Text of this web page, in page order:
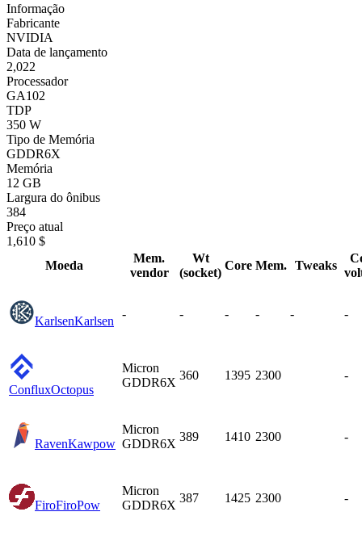
Informação
Fabricante
NVIDIA
Data de lançamento
2,022
Processador
GA102
TDP
350 W
Tipo de Memória
GDDR6X
Memória
12 GB
Largura do ônibus
384
Preço atual
1,610 $
Moeda
Mem.
vendor
Wt
(socket)
Core Mem. Tweaks
KarlsenKarlsen
- - - - - -
ConfluxOctopus
Micron
GDDR6X
360 1395 2300 -
RavenKawpow
Micron
GDDR6X
389 1410 2300 -
FiroFiroPow
Micron
GDDR6X
387 1425 2300 -